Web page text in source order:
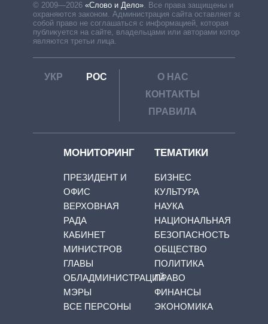
© 2009—2026 «Слово и Дело». Все права защищены и
охраняются законом. Администрация сайта оставляет за
собой право не соглашаться с информацией, которая
публикуется на сайте, владельцами или авторами которой
являются третьи лица.
УКР РОС
О НАС
КОНТАКТЫ
ПРАВИЛА
МОНИТОРИНГ
ПРЕЗИДЕНТ И
ОФИС
ВЕРХОВНАЯ
РАДА
КАБИНЕТ
МИНИСТРОВ
ГЛАВЫ
ОБЛАДМИНИСТРАЦИЙ
МЭРЫ
ВСЕ ПЕРСОНЫ
ТЕМАТИКИ
БИЗНЕС
КУЛЬТУРА
НАУКА
НАЦИОНАЛЬНАЯ
БЕЗОПАСНОСТЬ
ОБЩЕСТВО
ПОЛИТИКА
ПРАВО
ФИНАНСЫ
ЭКОНОМИКА